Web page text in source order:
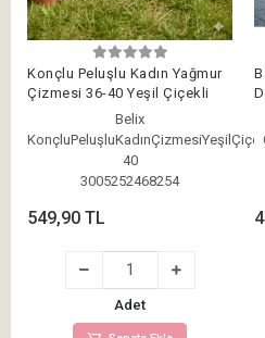
Konçlu Peluşlu Kadın Yağmur
Çizmesi 36-40 Yeşil Çiçekli
Belix
40
3005252468254
549,90 TL
Adet